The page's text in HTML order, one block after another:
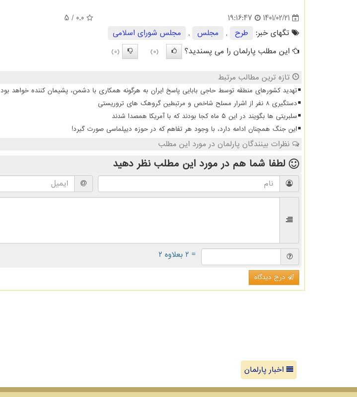
1401/02/21
19:16:47
0.0
/ 5
تگهای خبر:
طرح , مجلس ,
مجلس شورای اسلامی
این مطلب پارلمان را می پسندید؟
(0)
(0)
تازه ترین مطالب مرتبط
تهدید کشورهای منطقه توسط حاجی بابایی پاسخ ایران به هرگونه همکاری با دشمن، پشیمان کننده خواهد بود
دستگیری 8 نفر از اشرار مسلح شاخص و مرتبطین گروهک های تروریستی
سلبریتی ها بگویند در این ۵ ماه کجا بودند که با آمریکا همصدا شدند
این جنگ همچنان ادامه دارد، با وجود هر تفاهم که در حوزه دیپلماسی صورت گیرد!
نظرات بینندگان پارلمان در مورد این مطلب
لطفا شما هم در مورد این مطلب نظر دهید
= ۲ بعلاوه ۲
درج دیدگاه
اخبار پارلمان